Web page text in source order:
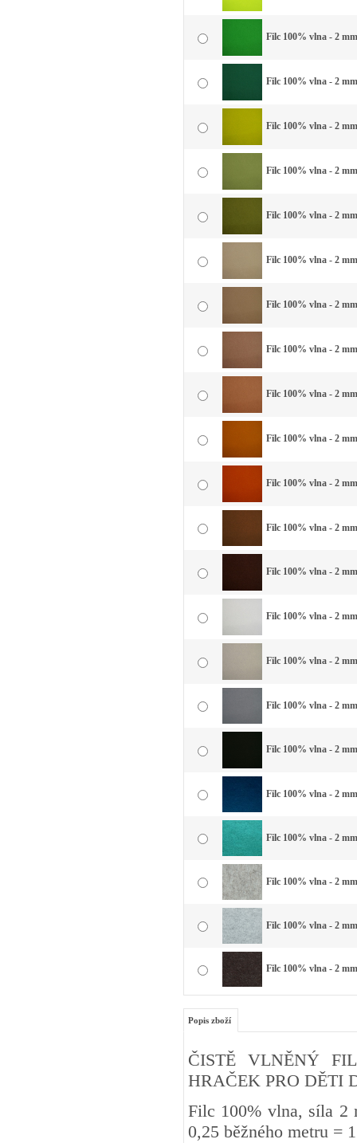
Filc 100% vlna - 2
Filc 100% vlna - 2
Filc 100% vlna - 2
Filc 100% vlna - 2
Filc 100% vlna - 2
Filc 100% vlna - 2
Filc 100% vlna - 2
Filc 100% vlna - 2
Filc 100% vlna - 2
Filc 100% vlna - 2
Filc 100% vlna - 2
Filc 100% vlna - 2
Filc 100% vlna - 2
Filc 100% vlna - 2
Filc 100% vlna - 2
Filc 100% vlna - 2
Filc 100% vlna - 2
Filc 100% vlna - 2
Filc 100% vlna - 2
Filc 100% vlna - 2
Filc 100% vlna - 2
Filc 100% vlna - 2
Popis zboží
ČISTĚ VLNĚNÝ
HRAČEK PRO DĚTI
Filc 100% vlna, síla 2
0,25 běžného metru